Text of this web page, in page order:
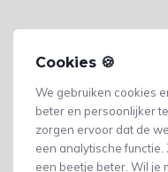
Cookies 🍪
We gebruiken cookies
beter en persoonlijker
zorgen ervoor dat de
een analytische
een beetje beter. Wil je
Gerelateerde